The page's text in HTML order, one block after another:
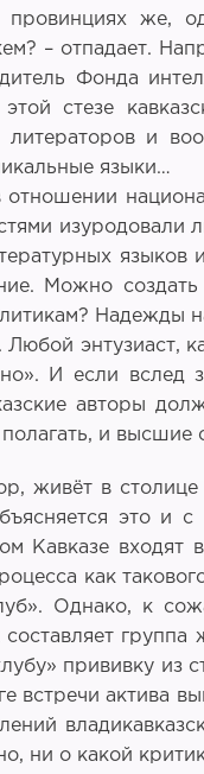
же,
– отпадает.
Фонда
стезе
литераторов и
языки…
изуродовали
Можно
энтузиаст,
И если
авторы
и высшие
живёт в столице
это и
Кавказе входят
как
Однако, к
прививку из
встречи актива
ни о какой